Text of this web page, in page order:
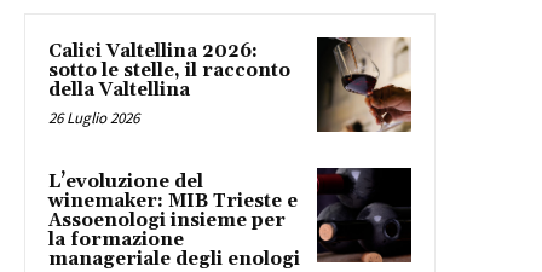
Calici Valtellina 2026:
sotto le stelle, il racconto
della Valtellina
26 Luglio 2026
L’evoluzione del
winemaker: MIB Trieste e
Assoenologi insieme per
la formazione
manageriale degli enologi